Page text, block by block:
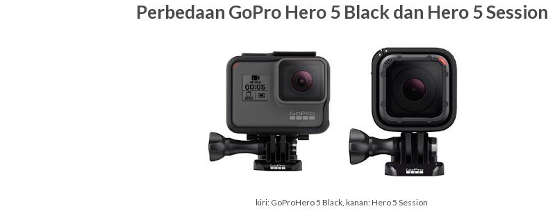
Perbedaan GoPro Hero 5 Black dan Hero 5 Session
kiri: GoProHero 5 Black, kanan: Hero 5 Session